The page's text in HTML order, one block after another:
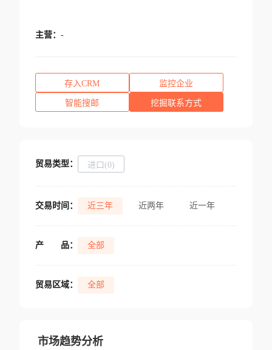
主营： -
存入CRM 监控企业
智能搜邮 挖掘联系方式
贸易类型： 进口(0)
交易时间： 近三年 近两年 近一年
产 品： 全部
贸易区域： 全部
市场趋势分析